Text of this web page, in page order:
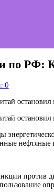
РФ:
0
против